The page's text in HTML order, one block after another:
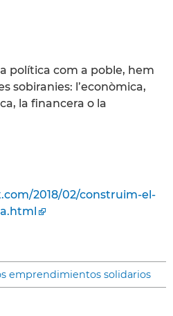
política com a poble, hem
sobiranies: l’econòmica,
la financera o la
2018/02/construim-el-
emprendimientos solidarios